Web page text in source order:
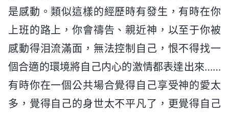
是感動。類似這樣的經歷時有發生，有時在你
上班的路上，你會禱告、親近神，以至于你被
感動得泪流滿面，無法控制自己，恨不得找一
個合適的環境將自己内心的激情都表達出來……
有時你在一個公共場合覺得自己享受神的愛太
多，覺得自己的身世太不平凡了，更覺得自己